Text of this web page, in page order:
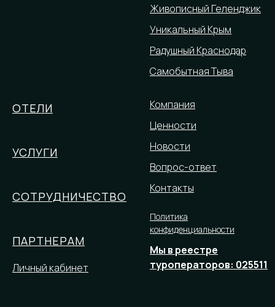
Живописный Геленджик
Уникальный Крым
Радушный Краснодар
Самобытная Тыва
ОТЕЛИ
УСЛУГИ
СОТРУДНИЧЕСТВО
ПАРТНЕРАМ
Личный кабинет
Компания
Ценности
Новости
Вопрос-ответ
Контакты
Политика
конфиденциальности
Мы в реестре
туроператоров: 025511